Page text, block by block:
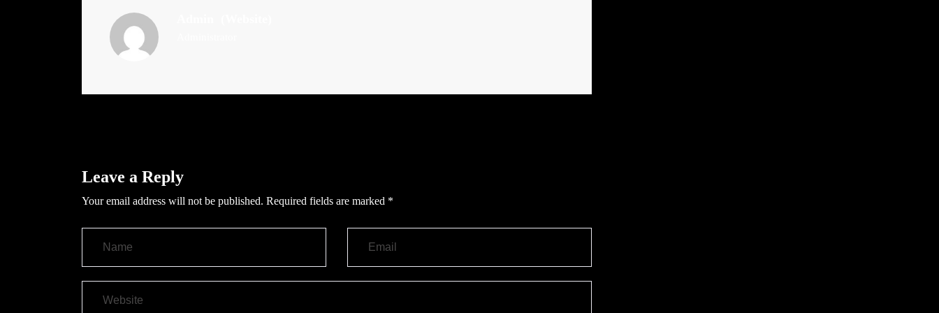
Leave a Reply
Your email address will not be published. Required fields are marked *